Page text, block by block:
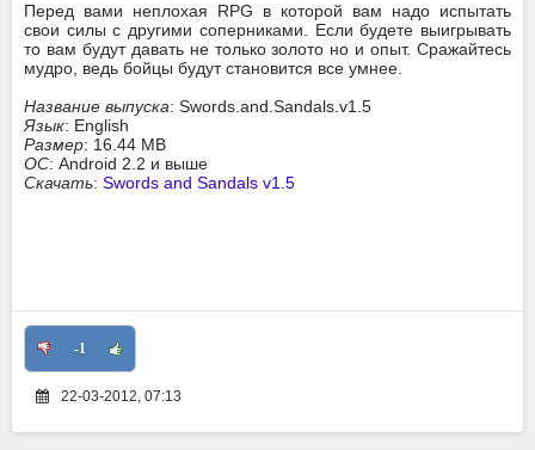
Перед вами неплохая RPG в которой вам надо испытать
свои силы с другими соперниками. Если будете выигрывать
то вам будут давать не только золото но и опыт. Сражайтесь
мудро, ведь бойцы будут становится все умнее.
Название выпуска: Swords.and.Sandals.v1.5
Язык: English
Размер: 16.44 MB
ОС: Android 2.2 и выше
Скачать: Swords and Sandals v1.5
-1
22-03-2012, 07:13